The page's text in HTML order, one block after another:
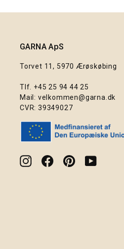
GARNA ApS
Torvet 11, 5970 Ærøskøbing
Tlf. +45 25 94 44 25
Mail: velkommen@garna.dk
CVR: 39349027
InstagramFacebookPinterestYouTube